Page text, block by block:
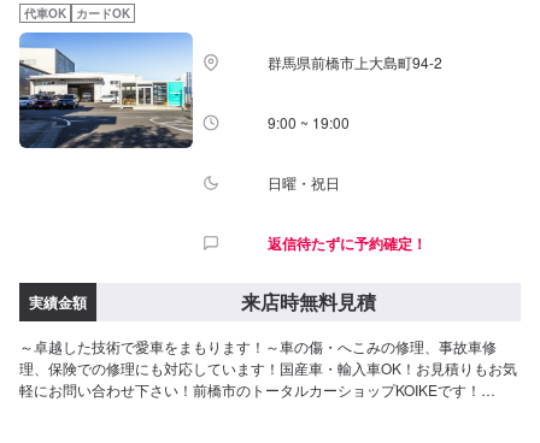
代車OK カードOK
群馬県前橋市上大島町94-2
9:00 ~ 19:00
日曜・祝日
返信待たずに予約確定！
実績金額 来店時無料見積
～卓越した技術で愛車をまもります！～車の傷・へこみの修理、事故車修
理、保険での修理にも対応しています！国産車・輸入車OK！お見積りもお気
軽にお問い合わせ下さい！前橋市のトータルカーショップKOIKEです！